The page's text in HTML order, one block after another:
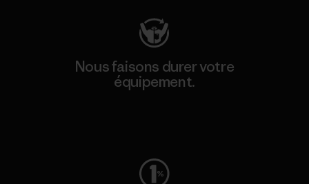
Nous faisons durer votre
équipement.